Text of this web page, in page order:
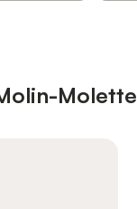
Molette